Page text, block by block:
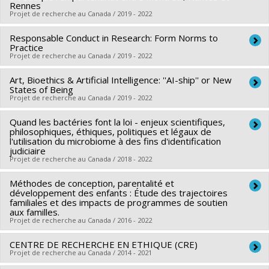
Programmes de subvention :
PVXXXXXX-(RS) Programme
de regroupements stratégiques
Programmes de subvention :
Sources de financement :FRQS/Fonds de recherche du
Québec - Santé (FRSQ)
Programmes de subvention :
PVXXXXXX-Projets spéciaux -
Conférences - Congrès - Colloques
Rennes
Projet de recherche au Canada / 2019 - 2022
Chercheur principal : Bryn Williams-Jones
Co-chercheurs : Vardit Ravitsky ,Guillaume Durand
Emmanuelle Marceau
Sources de financement :FRQNT/Fonds de recherche du
Québec - Nature et technologies (FQRNT)
Programmes de subvention :PVXXXXXX-(FQ) Programme
Samuel-De Champlain (volet Formation)
Responsable Conduct in Research: Form Norms to
Practice
Projet de recherche au Canada / 2019 - 2022
Chercheur principal : Bryn Williams-Jones
Co-chercheurs : Vardit Ravitsky ,Emmanuelle Marceau
Lyne Létourneau,Joé Martineau
Sources de financement : Secrétariat sur la conduite
responsable de la recherche
Programmes de subvention :PVXX5647-(MOP) Subvention
de fonctionnement incluant les subventions de
fonctionnement programmatiques (général)
Art, Bioethics & Artificial Intelligence: ''AI-ship'' or New
States of Being
Projet de recherche au Canada / 2019 - 2022
Chercheur principal : Jean-Christophe Bélisle Pipon
Co-chercheurs : Vardit Ravitsky,Marc-Antoine Dilhac
Vincent Couture
Sources de financement :CRSH/Conseil de recherches en
sciences humaines du Canada
Programmes de subvention : PV152160-Subvention
Connexion
Quand les bactéries font la loi - enjeux scientifiques,
philosophiques, éthiques, politiques et légaux de
l'utilisation du microbiome à des fins d'identification
judiciaire
Projet de recherche au Canada / 2018 - 2022
Chercheur principal : François-Joseph Lapointe
Co-chercheurs : Pierre Trudel,Frédéric Bouchard,Christine
Rothmayr Allison
Sources de financement :FRQSC/Fonds de recherche du
Québec - Société et culture (FQRSC)
Programmes de subvention : PVXXXXXX-AUDACE
Méthodes de conception, parentalité et
développement des enfants : Étude des trajectoires
familiales et des impacts de programmes de soutien
aux familles.
Projet de recherche au Canada / 2016 - 2022
Chercheur principal : Sylvana Côté
Co-chercheurs : Richard Ernest Tremblay,Thuy Mai Luu,
CENTRE DE RECHERCHE EN ETHIQUE (CRE)
Projet de recherche au Canada / 2014 - 2021